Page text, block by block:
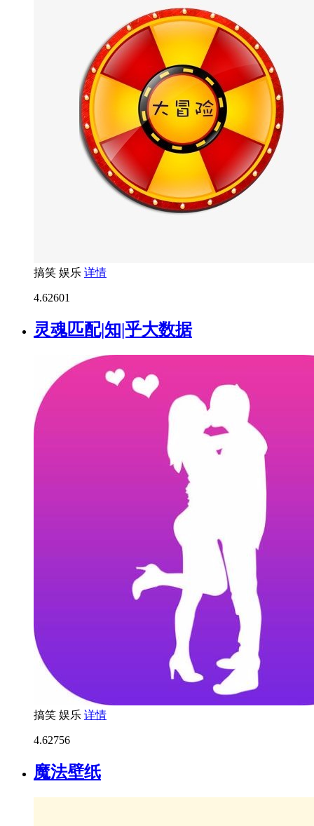
搞笑 娱乐 详情
4.62601
灵魂匹配|知|乎大数据
搞笑 娱乐 详情
4.62756
魔法壁纸